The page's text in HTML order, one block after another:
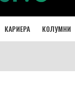
КАРИЕРА КОЛУМНИ